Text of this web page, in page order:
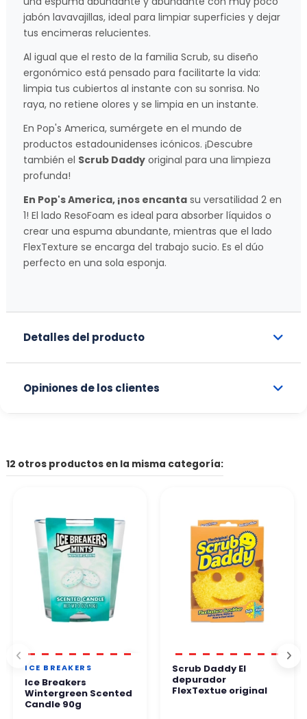
jabón lavavajillas, ideal para limpiar superficies y dejar
tus encimeras relucientes.
Al igual que el resto de la familia Scrub, su diseño
ergonómico está pensado para facilitarte la vida:
limpia tus cubiertos al instante con su sonrisa. No
raya, no retiene olores y se limpia en un instante.
En Pop's America, sumérgete en el mundo de
productos estadounidenses icónicos. ¡Descubre
también el Scrub Daddy original para una limpieza
profunda!
En Pop's America, ¡nos encanta su versatilidad 2 en
1! El lado ResoFoam es ideal para absorber líquidos o
crear una espuma abundante, mientras que el lado
FlexTexture se encarga del trabajo sucio. Es el dúo
perfecto en una sola esponja.
Detalles del producto
Opiniones de los clientes
12 otros productos en la misma categoría:
ICE BREAKERS
Ice Breakers
Wintergreen Scented
Candle 90g
Scrub Daddy El
depurador
FlexTextue original